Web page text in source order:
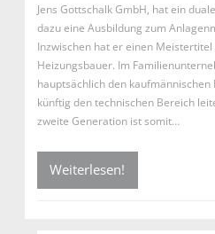
Jens Gottschalk GmbH, hat ein
dazu eine Ausbildung zum
Inzwischen hat er einen
Heizungsbauer. Im
hauptsächlich den
künftig den technischen Bereich
zweite Generation ist somit…
Weiterlesen!